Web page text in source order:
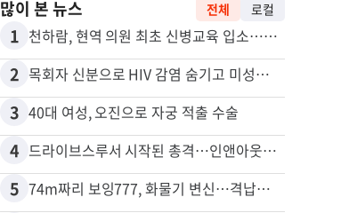
많이 본 뉴스 전체 로컬
1 천하람, 현역 의원 최초 신병교육 입소…논산서 2박3일 생활
2 목회자 신분으로 HIV 감염 숨기고 미성년자와 성관계
3 40대 여성, 오진으로 자궁 적출 수술
4 드라이브스루서 시작된 총격…인앤아웃 참사 영상 공개
5 74m짜리 보잉777, 화물기 변신…격납고서 ‘보물’ 찾는 인천공항